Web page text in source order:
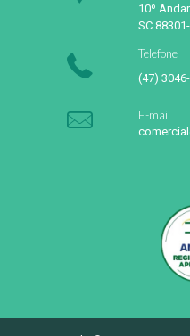
10º
SC
Telefone
(47)
E-mail